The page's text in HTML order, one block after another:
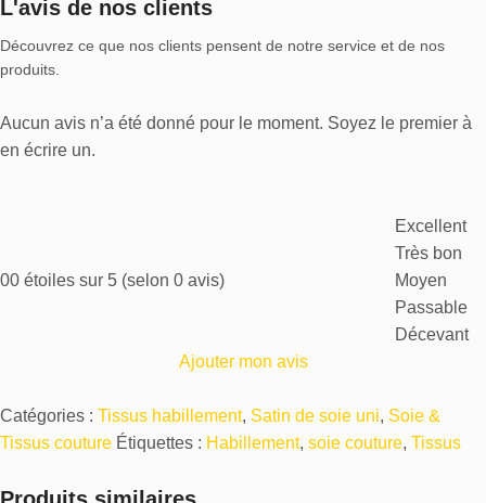
L'avis de nos clients
Découvrez ce que nos clients pensent de notre service et de nos
produits.
Aucun avis n’a été donné pour le moment. Soyez le premier à
en écrire un.
00 étoiles sur 5 (selon 0 avis)
Excellent
Très bon
Moyen
Passable
Décevant
Ajouter mon avis
Catégories : Tissus habillement, Satin de soie uni, Soie &
Tissus couture Étiquettes : Habillement, soie couture, Tissus